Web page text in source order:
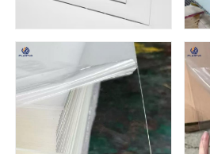
Acrylfotokader
Acrylplaat gesneden
Acryltekenhouder